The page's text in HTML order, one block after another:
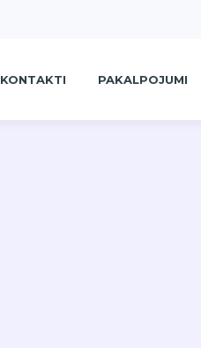
KONTAKTI PAKALPOJUMI